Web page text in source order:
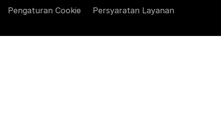
Pengaturan Cookie
Persyaratan Layanan